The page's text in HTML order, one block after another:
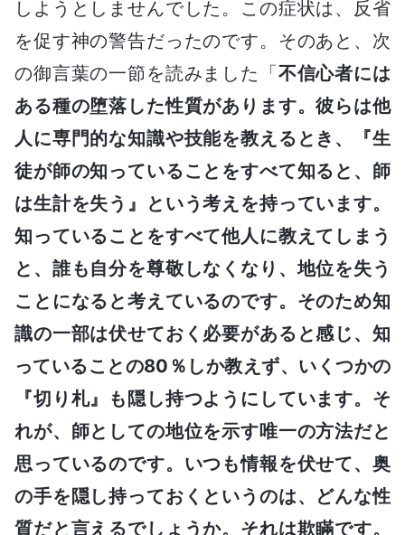
しようとしませんでした。この症状は、反省
を促す神の警告だったのです。そのあと、次
の御言葉の一節を読みました「不信心者には
ある種の堕落した性質があります。彼らは他
人に専門的な知識や技能を教えるとき、『生
徒が師の知っていることをすべて知ると、師
は生計を失う』という考えを持っています。
知っていることをすべて他人に教えてしまう
と、誰も自分を尊敬しなくなり、地位を失う
ことになると考えているのです。そのため知
識の一部は伏せておく必要があると感じ、知
っていることの80％しか教えず、いくつかの
『切り札』も隠し持つようにしています。そ
れが、師としての地位を示す唯一の方法だと
思っているのです。いつも情報を伏せて、奥
の手を隠し持っておくというのは、どんな性
質だと言えるでしょうか。それは欺瞞です。